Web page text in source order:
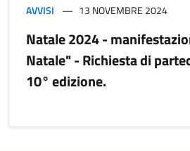
AVVISI 13 NOVEMBRE 2024
Natale 2024 -
Natale" - Richiesta di
10° edizione.